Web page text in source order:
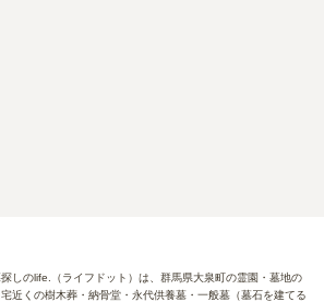
しのlife.（ライフドット）は、群馬県大泉町の霊園・墓地の
近くの樹木葬・納骨堂・永代供養墓・一般墓（墓石を建てる